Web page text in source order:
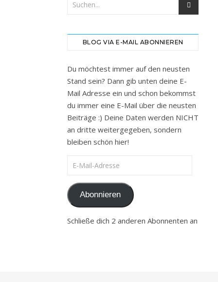
BLOG VIA E-MAIL ABONNIEREN
Du möchtest immer auf den neusten
Stand sein? Dann gib unten deine E-
Mail Adresse ein und schon bekommst
du immer eine E-Mail über die neusten
Beiträge :) Deine Daten werden NICHT
an dritte weitergegeben, sondern
bleiben schön hier!
E-Mail-Adresse
Abonnieren
Schließe dich 2 anderen Abonnenten an